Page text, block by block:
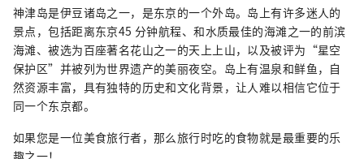
神津岛是伊豆诸岛之一，是东京的一个外岛。岛上有许多迷人的
景点，包括距离东京45 分钟航程、和水质最佳的海滩之一的前滨
海滩、被选为百座著名花山之一的天上上山，以及被评为“星空
保护区”并被列为世界遗产的美丽夜空。岛上有温泉和鲜鱼，自
然资源丰富，具有独特的历史和文化背景，让人难以相信它位于
同一个东京都。
如果您是一位美食旅行者，那么旅行时吃的食物就是最重要的乐